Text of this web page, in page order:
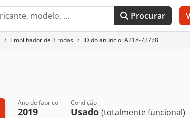
Procurar
Empilhador de 3 rodas ID do anúncio: A218-72778
Ano de fabrico
2019
Condição
Usado(totalmente funcional)